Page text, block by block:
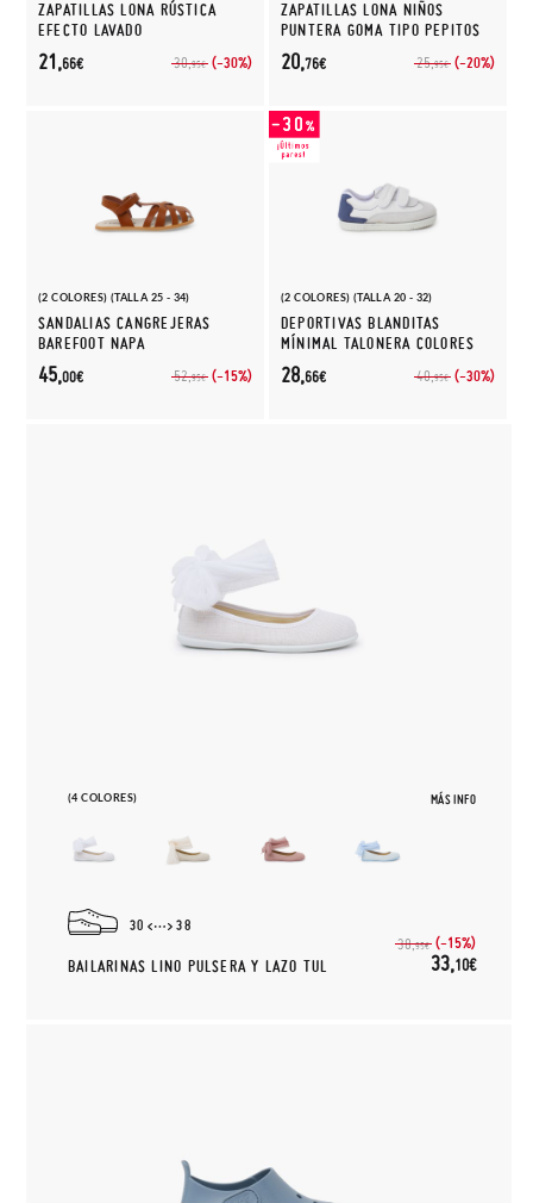
ZAPATILLAS LONA RÚSTICA
EFECTO LAVADO
30,95€ (-30%)
21,66€
ZAPATILLAS LONA NIÑOS
PUNTERA GOMA TIPO PEPITOS
25,95€ (-20%)
20,76€
(2 COLORES) (TALLA 25 - 34)
SANDALIAS CANGREJERAS
BAREFOOT NAPA
52,95€ (-15%)
45,00€
(2 COLORES) (TALLA 20 - 32)
DEPORTIVAS BLANDITAS
MÍNIMAL TALONERA COLORES
40,95€ (-30%)
28,66€
(4 COLORES) MÁS INFO
30 38
BAILARINAS LINO PULSERA Y LAZO TUL
38,95€ (-15%)
33,10€